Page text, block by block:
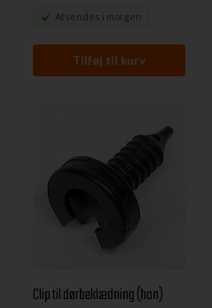
Afsendes i morgen
Clip til dørbeklædning (han)